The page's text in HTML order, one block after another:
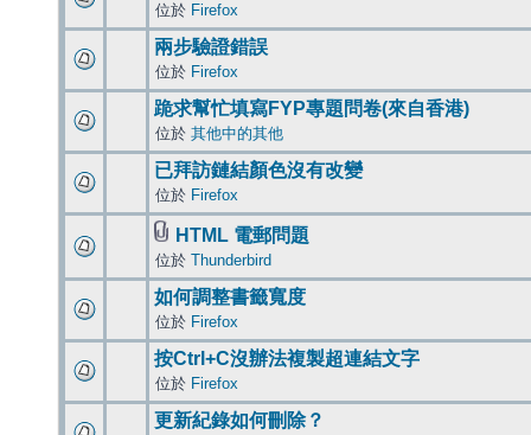
位於 Firefox
兩步驗證錯誤
位於 Firefox
跪求幫忙填寫FYP專題問卷(來自香港)
位於 其他中的其他
已拜訪鏈結顏色沒有改變
位於 Firefox
HTML 電郵問題
位於 Thunderbird
如何調整書籤寬度
位於 Firefox
按Ctrl+C沒辦法複製超連結文字
位於 Firefox
更新紀錄如何刪除？